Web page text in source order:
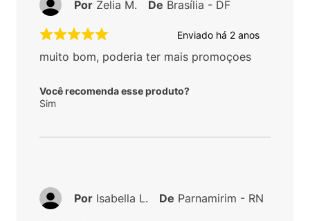
Enviado há 2 anos
muito bom, poderia ter mais promoçoes
Você recomenda esse produto?
Sim
Por Zelia M. De Brasília - DF
Por Isabella L. De Parnamirim - RN